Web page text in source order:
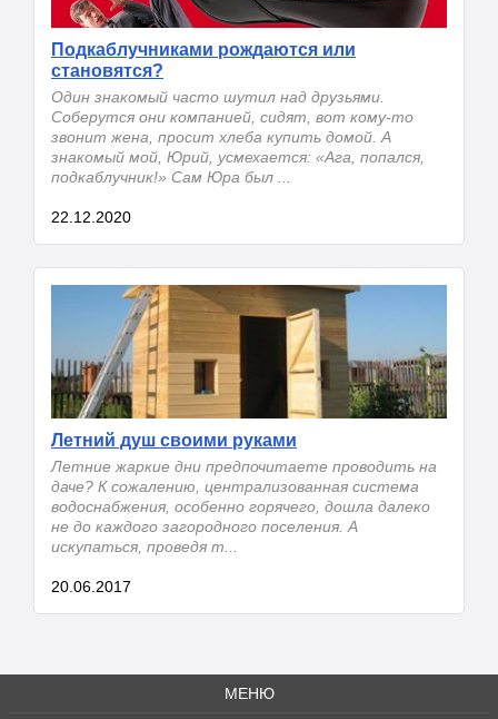
Подкаблучниками рождаются или
становятся?
Один знакомый часто шутил над друзьями.
Соберутся они компанией, сидят, вот кому-то
звонит жена, просит хлеба купить домой. А
знакомый мой, Юрий, усмехается: «Ага, попался,
подкаблучник!» Сам Юра был ...
22.12.2020
Летний душ своими руками
Летние жаркие дни предпочитаете проводить на
даче? К сожалению, централизованная система
водоснабжения, особенно горячего, дошла далеко
не до каждого загородного поселения. А
искупаться, проведя т...
20.06.2017
МЕНЮ